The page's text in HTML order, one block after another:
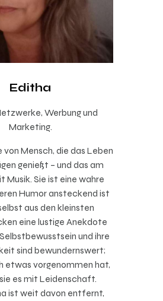
Editha
Werbung und
Marketing.
von Mensch, die das Leben
genießt – und das am
Musik. Sie ist eine wahre
Humor ansteckend ist
aus den kleinsten
eine lustige Anekdote
und ihre
sind bewundernswert;
etwas vorgenommen hat,
es mit Leidenschaft.
ist weit davon entfernt,